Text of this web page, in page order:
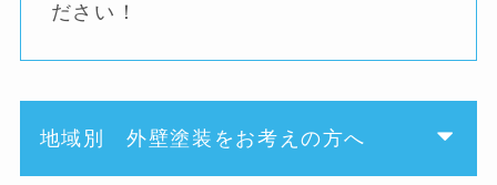
ださい！
地域別 外壁塗装をお考えの方へ